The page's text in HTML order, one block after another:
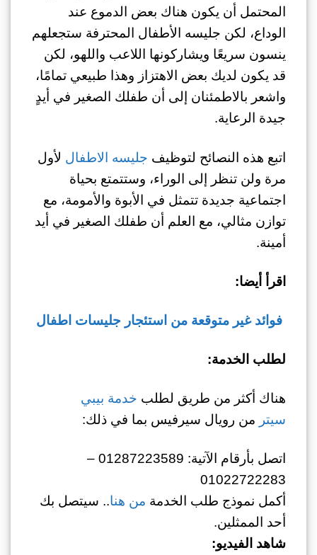
المحتمل أن يكون هناك بعض الدموع عند
الوداع، لكن جليسه الأطفال المحترفة ستجعلهم
ينسون سريعًا ويشاركونها اللاعب واللهو، لكن
قد يكون لديك بعض الاهتزاز وهذا طبيعي تمامًا،
واشعر بالاطمئنان إلى أن طفلك الصغير في أيدٍ
جيدة الرعاية.
اتبع هذه النصائح لتوظيف جليسه الاطفال لأول
مرة ولن تنظر إلى الوراء، وستتمتع بحياة
اجتماعية جديدة تتمثل في الأبوة والأمومة، مع
توازن مثالي، مع العلم أن طفلك الصغير في أيد
أمينة.
اقرأ أيضا:
فوائد غير متوقعة من استئجار جليسات اطفال
لطلب الخدمة:
هناك أكثر من طريق لطلب خدمة بيبي
سيتر من رويال سيرفيس بما في ذلك:
اتصل بأرقام الآتية: 01287223589 –
01022722283
أكمل نموذج طلب الخدمة من هنا.. سيتصل بك
أحد الممثلين.
شاهد الفيديو: